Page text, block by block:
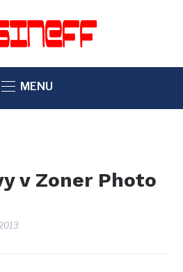
MENU
v Zoner Photo